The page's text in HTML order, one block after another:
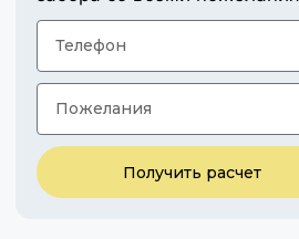
Получить расчет